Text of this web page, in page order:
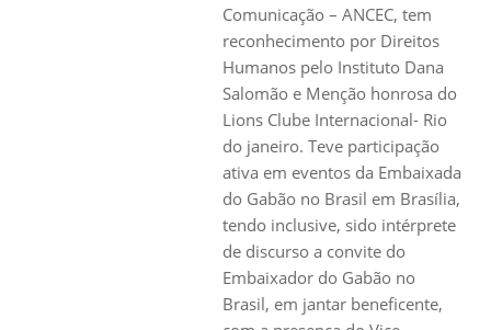
Comunicação – ANCEC, tem
reconhecimento por Direitos
Humanos pelo Instituto Dana
Salomão e Menção honrosa do
Lions Clube Internacional- Rio
do janeiro. Teve participação
ativa em eventos da Embaixada
do Gabão no Brasil em Brasília,
tendo inclusive, sido intérprete
de discurso a convite do
Embaixador do Gabão no
Brasil, em jantar beneficente,